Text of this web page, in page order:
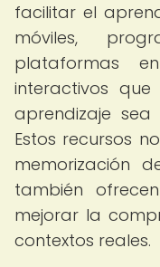
facilitar el
móviles,
plataformas
interactivos
aprendizaje
Estos recursos
memorización
también
mejorar la
contextos reales.